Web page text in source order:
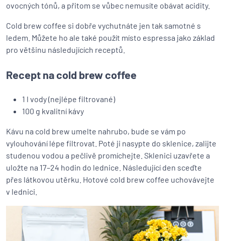
ovocných tónů, a přitom se vůbec nemusíte obávat acidity.
Cold brew coffee si dobře vychutnáte jen tak samotné s
ledem. Můžete ho ale také použít místo espressa jako základ
pro většinu následujících receptů.
Recept na cold brew coffee
1 l vody (nejlépe filtrované)
100 g kvalitní kávy
Kávu na cold brew umelte nahrubo, bude se vám po
vylouhování lépe filtrovat. Poté ji nasypte do sklenice, zalijte
studenou vodou a pečlivě promíchejte. Sklenici uzavřete a
uložte na 17–24 hodin do lednice. Následující den sceďte
přes látkovou utěrku. Hotové cold brew coffee uchovávejte
v lednici.